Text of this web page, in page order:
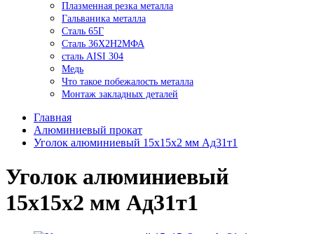
Плазменная резка металла
Гальваника металла
Сталь 65Г
Сталь 36Х2Н2МФА
сталь AISI 304
Медь
Что такое побежалость металла
Монтаж закладных деталей
Главная
Алюминиевый прокат
Уголок алюминиевый 15x15х2 мм Ад31т1
Уголок алюминиевый
15x15х2 мм Ад31т1